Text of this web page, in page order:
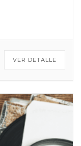
VER DETALLE